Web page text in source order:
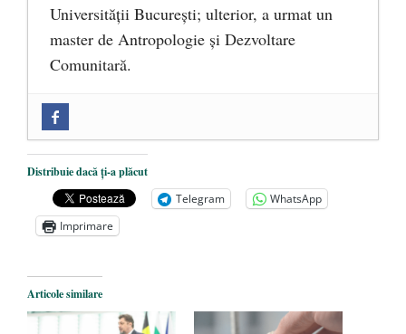
Universității București; ulterior, a urmat un
master de Antropologie și Dezvoltare
Comunitară.
Mănăstirea „Sfânta Ana” Rohia. Părintele
Nicolae Steinhardt, comemorat la 102 ani
de la naștere - 29 iulie 2024
„Carnea cultivată” în laborator, tot mai
comercializare în UE
Părintele mărturisitor Constantin
Voicescu, pomenit, duminică, la
Distribuie dacă ți-a plăcut
Telegram
WhatsApp
Imprimare
Articole similare